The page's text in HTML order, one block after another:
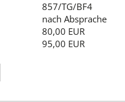
857/TG/BF4
nach Absprache
80,00 EUR
95,00 EUR